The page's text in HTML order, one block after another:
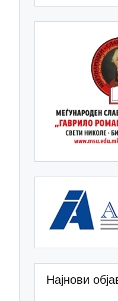
Најнови